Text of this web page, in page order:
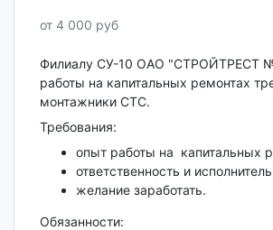
от 4 000 руб
Филиалу СУ-10 ОАО "СТРОЙТРЕСТ
работы на капитальных ремонтах
монтажники СТС.
Требования:
опыт работы на капитальных
ответственность и
желание заработать.
Обязанности: